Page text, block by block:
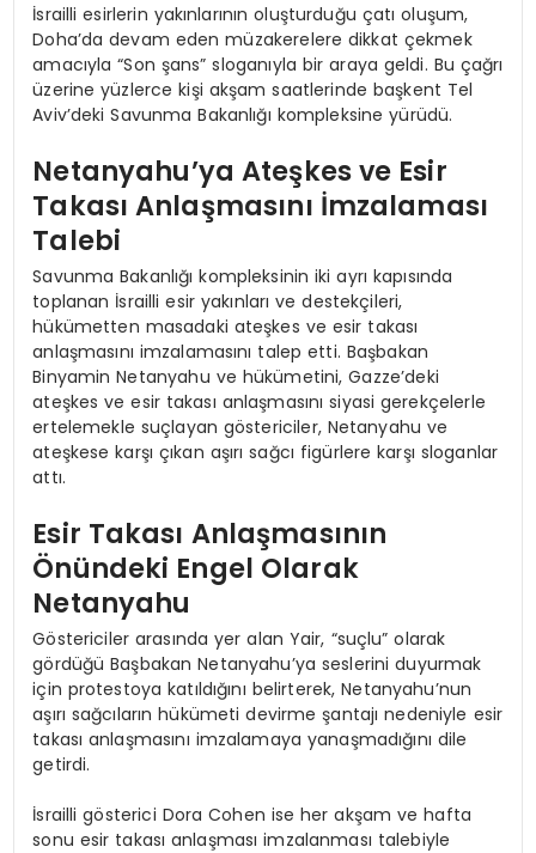
İsrailli esirlerin yakınlarının oluşturduğu çatı oluşum,
Doha’da devam eden müzakerelere dikkat çekmek
amacıyla “Son şans” sloganıyla bir araya geldi. Bu çağrı
üzerine yüzlerce kişi akşam saatlerinde başkent Tel
Aviv’deki Savunma Bakanlığı kompleksine yürüdü.
Netanyahu’ya Ateşkes ve Esir
Takası Anlaşmasını İmzalaması
Talebi
Savunma Bakanlığı kompleksinin iki ayrı kapısında
toplanan İsrailli esir yakınları ve destekçileri,
hükümetten masadaki ateşkes ve esir takası
anlaşmasını imzalamasını talep etti. Başbakan
Binyamin Netanyahu ve hükümetini, Gazze’deki
ateşkes ve esir takası anlaşmasını siyasi gerekçelerle
ertelemekle suçlayan göstericiler, Netanyahu ve
ateşkese karşı çıkan aşırı sağcı figürlere karşı sloganlar
attı.
Esir Takası Anlaşmasının
Önündeki Engel Olarak
Netanyahu
Göstericiler arasında yer alan Yair, “suçlu” olarak
gördüğü Başbakan Netanyahu’ya seslerini duyurmak
için protestoya katıldığını belirterek, Netanyahu’nun
aşırı sağcıların hükümeti devirme şantajı nedeniyle esir
takası anlaşmasını imzalamaya yanaşmadığını dile
getirdi.
İsrailli gösterici Dora Cohen ise her akşam ve hafta
sonu esir takası anlaşması imzalanması talebiyle